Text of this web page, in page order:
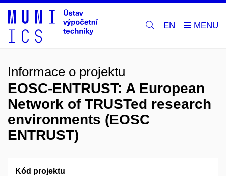
EN
Informace o projektu
EOSC-ENTRUST: A European
Network of TRUSTed research
environments (EOSC
ENTRUST)
Kód projektu